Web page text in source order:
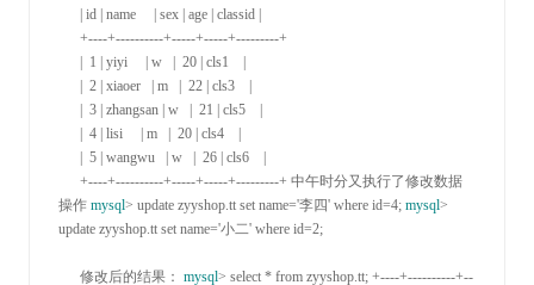
      +----+----------+-----+-----+---------+
中午时分又执行了修改数据
操作 mysql> update zyyshop.tt set name='李四' where id=4; mysql>
update zyyshop.tt set name='小二' where id=2;
      修改后的结果：
mysql> select * from zyyshop.tt; +----+----------+--